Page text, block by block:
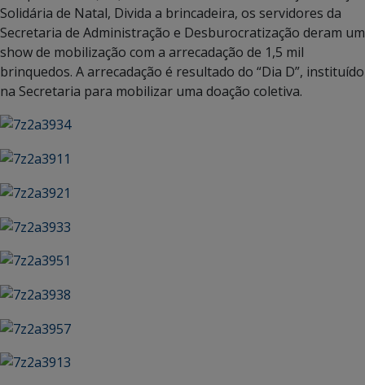
Solidária de Natal, Divida a brincadeira, os servidores da
Secretaria de Administração e Desburocratização deram um
show de mobilização com a arrecadação de 1,5 mil
brinquedos. A arrecadação é resultado do “Dia D”, instituído
na Secretaria para mobilizar uma doação coletiva.